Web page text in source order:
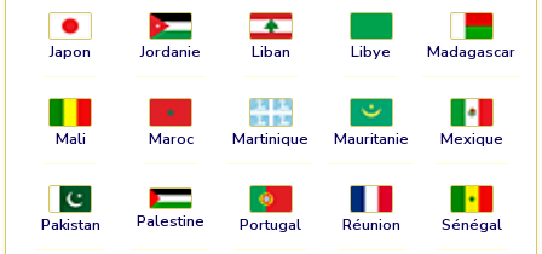
Japon Jordanie Liban Libye Madagascar
Mali Maroc Martinique Mauritanie Mexique
Pakistan Palestine Portugal Réunion Sénégal